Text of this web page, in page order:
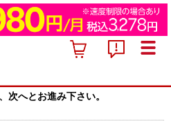
次へとお進み下さい。